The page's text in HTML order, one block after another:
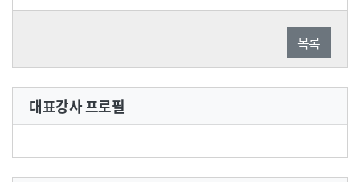
목록
대표강사 프로필